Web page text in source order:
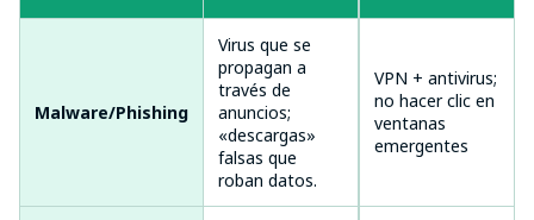
Malware/Phishing
Virus que se
propagan a
través de
anuncios;
«descargas»
falsas que
roban datos.
Alto (70 % de
los proxies
infectados)
VPN + antivirus;
no hacer clic en
ventanas
emergentes